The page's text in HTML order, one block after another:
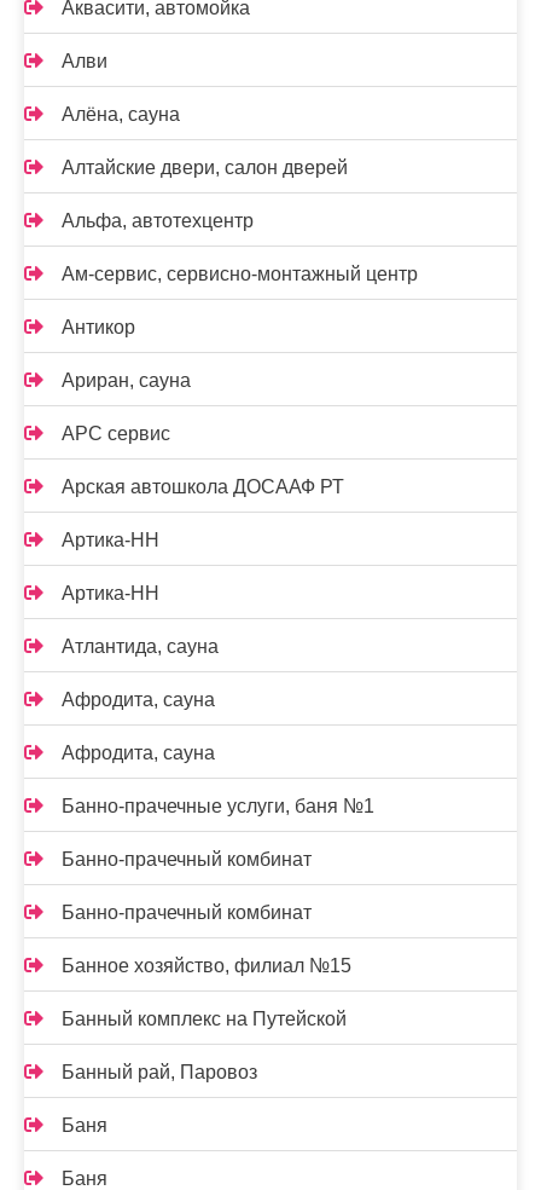
Аквасити, автомойка
Алви
Алёна, сауна
Алтайские двери, салон дверей
Альфа, автотехцентр
Ам-сервис, сервисно-монтажный центр
Антикор
Ариран, сауна
АРС сервис
Арская автошкола ДОСААФ РТ
Артика-НН
Артика-НН
Атлантида, сауна
Афродита, сауна
Афродита, сауна
Банно-прачечные услуги, баня №1
Банно-прачечный комбинат
Банно-прачечный комбинат
Банное хозяйство, филиал №15
Банный комплекс на Путейской
Банный рай, Паровоз
Баня
Баня